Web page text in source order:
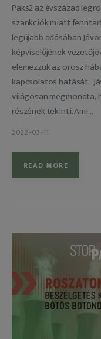
Paks2 az évszázad
szankciók miatt
legújabb adásában
képviselőjének
elemezzük az orosz
kapcsolatos hatását.
világosan megmondta,
részének tekinti. Ami…
2022-03-11
READ MORE